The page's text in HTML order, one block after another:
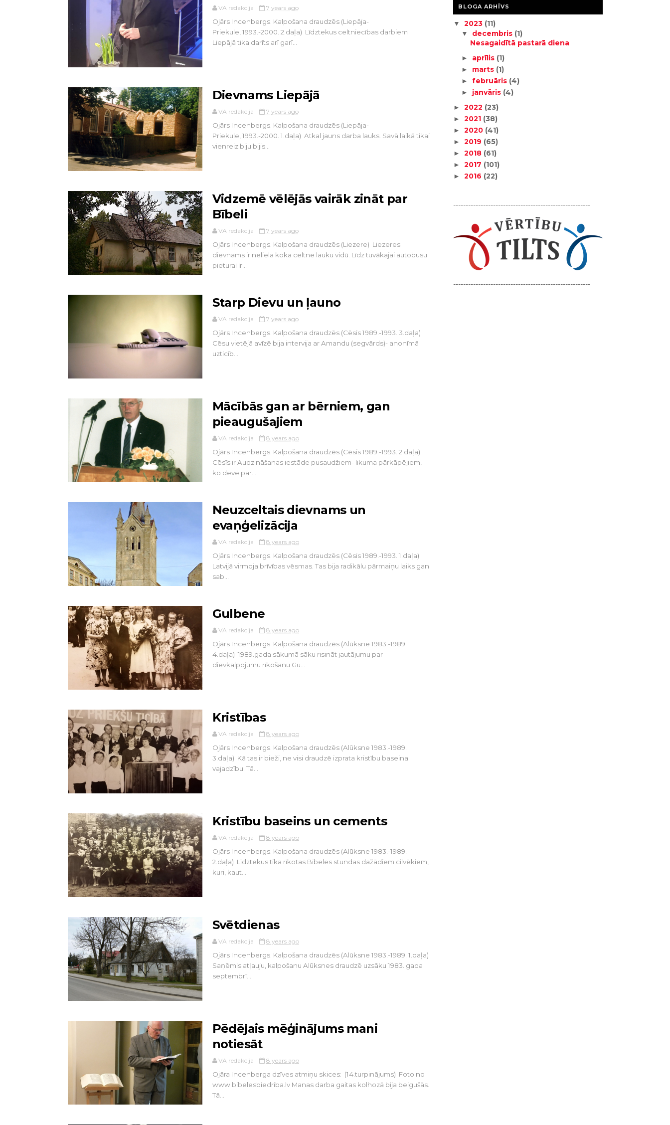
VA redakcija 7 years ago
Ojārs Incenbergs. Kalpošana draudzēs (Liepāja-
Priekule, 1993.-2000. 2.daļa) Līdztekus celtniecības darbiem
Liepājā tika darīts arī garī...
Dievnams Liepājā
VA redakcija 7 years ago
Ojārs Incenbergs. Kalpošana draudzēs (Liepāja-
Priekule, 1993.-2000. 1.daļa) Atkal jauns darba lauks. Savā laikā tikai
vienreiz biju bijis...
Vidzemē vēlējās vairāk zināt par
Bībeli
VA redakcija 7 years ago
Ojārs Incenbergs. Kalpošana draudzēs (Liezere) Liezeres
dievnams ir neliela koka celtne lauku vidū. Līdz tuvākajai autobusu
pieturai ir...
Starp Dievu un ļauno
VA redakcija 7 years ago
Ojārs Incenbergs. Kalpošana draudzēs (Cēsis 1989.-1993. 3.daļa)
Cēsu vietējā avīzē bija intervija ar Amandu (segvārds)- anonīmā
uzticīb...
Mācībās gan ar bērniem, gan
pieaugušajiem
VA redakcija 8 years ago
Ojārs Incenbergs. Kalpošana draudzēs (Cēsis 1989.-1993. 2.daļa)
Cēsīs ir Audzināšanas iestāde pusaudžiem- likuma pārkāpējiem,
ko dēvē par...
Neuzceltais dievnams un
evaņģelizācija
VA redakcija 8 years ago
Ojārs Incenbergs. Kalpošana draudzēs (Cēsis 1989.-1993. 1.daļa)
Latvijā virmoja brīvības vēsmas. Tas bija radikālu pārmaiņu laiks gan
sab...
Gulbene
VA redakcija 8 years ago
Ojārs Incenbergs. Kalpošana draudzēs (Alūksne 1983.-1989.
4.daļa) 1989.gada sākumā sāku risināt jautājumu par
dievkalpojumu rīkošanu Gu...
Kristības
VA redakcija 8 years ago
Ojārs Incenbergs. Kalpošana draudzēs (Alūksne 1983.-1989.
3.daļa) Kā tas ir bieži, ne visi draudzē izprata kristību baseina
vajadzību. Tā...
Kristību baseins un cements
VA redakcija 8 years ago
Ojārs Incenbergs. Kalpošana draudzēs (Alūksne 1983.-1989.
2.daļa) Līdztekus tika rīkotas Bībeles stundas dažādiem cilvēkiem,
kuri, kaut...
Svētdienas
VA redakcija 8 years ago
Ojārs Incenbergs. Kalpošana draudzēs (Alūksne 1983.-1989. 1.daļa)
Saņēmis atļauju, kalpošanu Alūksnes draudzē uzsāku 1983. gada
septembrī...
Pēdējais mēģinājums mani
notiesāt
VA redakcija 8 years ago
Ojāra Incenberga dzīves atmiņu skices: (14.turpinājums) Foto no
www.bibelesbiedriba.lv Manas darba gaitas kolhozā bija beigušās.
Tā...
BLOGA ARHĪVS
▼ 2023 (11)
▼ decembris (1)
Nesagaidītā pastarā diena
► aprīlis (1)
► marts (1)
►februāris (4)
► janvāris (4)
► 2022 (23)
► 2021 (38)
► 2020 (41)
► 2019 (65)
► 2018 (61)
► 2017 (101)
► 2016 (22)
-------------------------------------------------------
-------------------------------------------------------